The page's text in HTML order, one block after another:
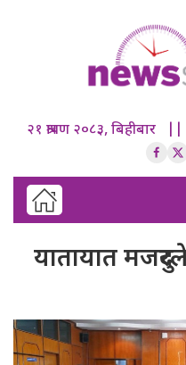
२१ श्रावण २०८३,
यातायात